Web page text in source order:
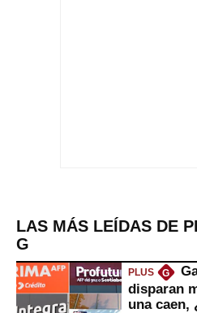
LAS MÁS LEÍDAS DE
G
PLUS G
disparan
una caen,